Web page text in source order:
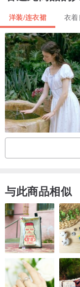
洋装/连衣裙 衣着
与此商品相似